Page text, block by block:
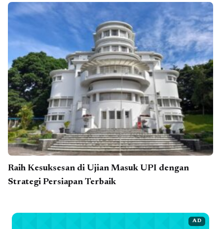
Raih Kesuksesan di Ujian Masuk UPI dengan
Strategi Persiapan Terbaik
AD